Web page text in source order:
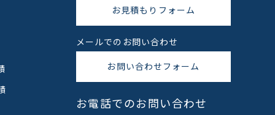
お見積もりフォーム
メールでのお問い合わせ
お問い合わせフォーム
お電話でのお問い合わせ